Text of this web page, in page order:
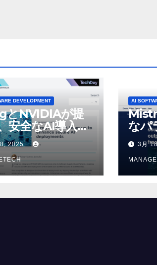
DEVELOPMENT
とNVIDIAが提
安全なAI導入を
2025
AI
なパ
4o
いオ
デル
3月